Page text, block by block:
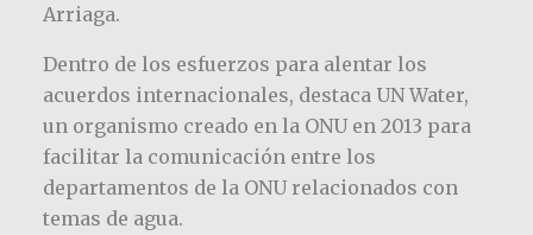
Arriaga.
Dentro de los esfuerzos para alentar los
acuerdos internacionales, destaca UN Water,
un organismo creado en la ONU en 2013 para
facilitar la comunicación entre los
departamentos de la ONU relacionados con
temas de agua.